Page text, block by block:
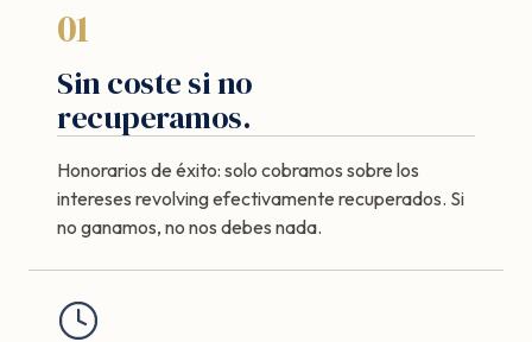
01
Sin coste si no
recuperamos.
Honorarios de éxito: solo cobramos sobre los
intereses revolving efectivamente recuperados. Si
no ganamos, no nos debes nada.